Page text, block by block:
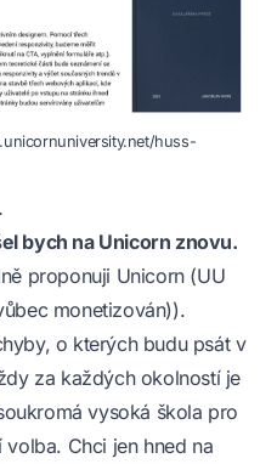
huss-
bych na Unicorn znovu.
proponuji Unicorn (UU
monetizován)).
o kterých budu psát v
za každých okolností je
vysoká škola pro
Chci jen hned na